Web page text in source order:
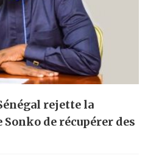
rejette la
Sonko de récupérer des